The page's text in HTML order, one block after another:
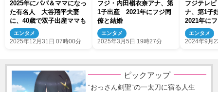
2025年にパパ＆ママになっ
た有名人 大谷翔平夫妻
に、40歳で双子出産ママも
エンタメ
2025年12月31日 07時00分
フジ・内田嶺衣奈アナ、第
1子出産 2021年にフジ同
僚と結婚
エンタメ
2025年3月5日 19時27分
フジテレ
ナ、第1
2021年に
エンタメ
2024年9月
ピックアップ
“おっさん剣聖”の一太刀に宿る人生